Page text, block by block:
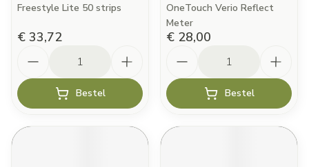
Freestyle Lite 50 strips
€ 33,72
Bestel
OneTouch Verio Reflect
Meter
€ 28,00
Bestel